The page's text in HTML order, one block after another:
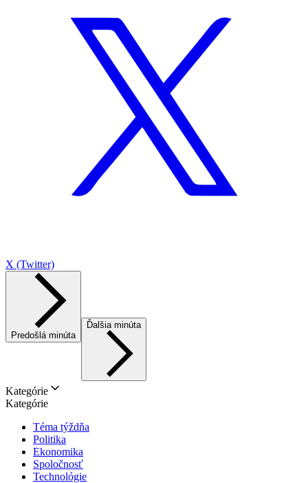
X (Twitter)
Predošlá minúta
Ďalšia minúta
Kategórie
Kategórie
Téma týždňa
Politika
Ekonomika
Spoločnosť
Technológie